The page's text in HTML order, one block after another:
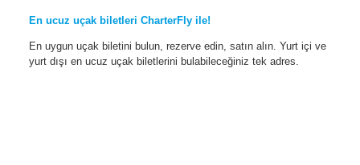
En ucuz uçak biletleri CharterFly ile!
En uygun uçak biletini bulun, rezerve edin, satın alın. Yurt içi ve
yurt dışı en ucuz uçak biletlerini bulabileceğiniz tek adres.